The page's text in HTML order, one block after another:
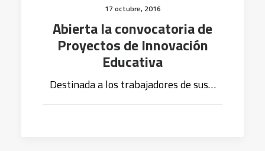
17 octubre, 2016
Abierta la convocatoria de
Proyectos de Innovación
Educativa
Destinada a los trabajadores de sus…